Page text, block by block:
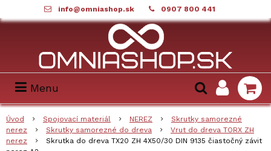
info@omniashop.sk 0907 800 441
Menu
Úvod Spojovací materiál NEREZ
Skrutky samorezné
nerez
Skrutky samorezné do dreva
Vrut do dreva TORX ZH
nerez
Skrutka do dreva TX20 ZH 4X50/30 DIN 9135 čiastočný závit